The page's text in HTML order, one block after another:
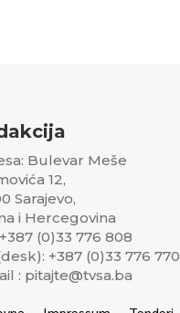
Bulevar Meše
12,
Sarajevo,
i Hercegovina
(0)33 776 808
+387 (0)33 776 770
: pitajte@tvsa.ba